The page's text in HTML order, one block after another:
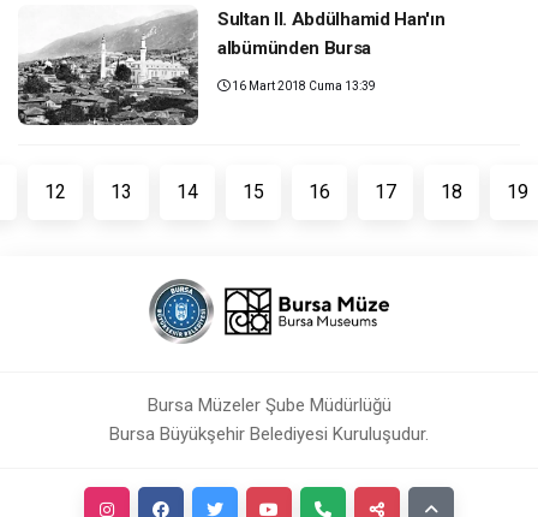
Sultan II. Abdülhamid Han'ın
albümünden Bursa
16 Mart 2018 Cuma 13:39
12 13 14 15 16 17 18 19
Bursa Müzeler Şube Müdürlüğü
Bursa Büyükşehir Belediyesi Kuruluşudur.